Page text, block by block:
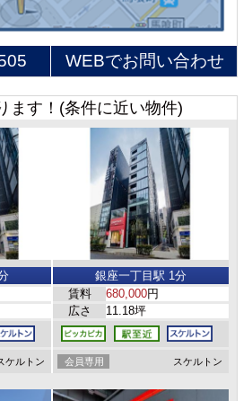
WEBでお問い合わせ
ます！(条件に近い物件)
ケルトン
銀座一丁目駅 1分
賃料
680,000円
広さ
11.18坪
会員専用 スケルトン